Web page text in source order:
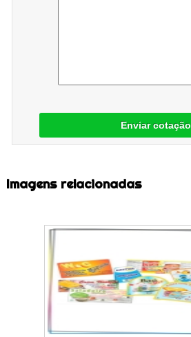
Enviar cotação
Imagens relacionadas